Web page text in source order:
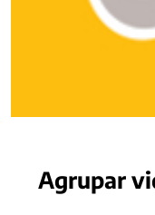
Agrupar